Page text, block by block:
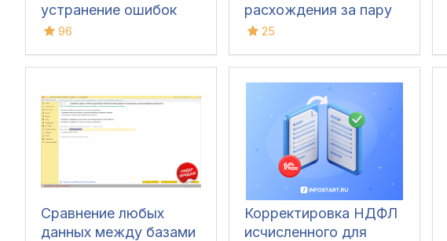
устранение ошибок
60/62 счетов и зачет
3.0)
96
расхождения за пару
кликов
25
Сравнение любых
данных между базами
Корректировка НДФЛ
исчисленного для